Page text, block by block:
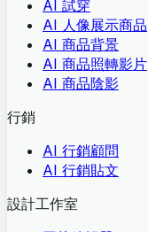
AI 試穿
AI 人像展示商品
AI 商品背景
AI 商品照轉影片
AI 商品陰影
行銷
AI 行銷顧問
AI 行銷貼文
設計工作室